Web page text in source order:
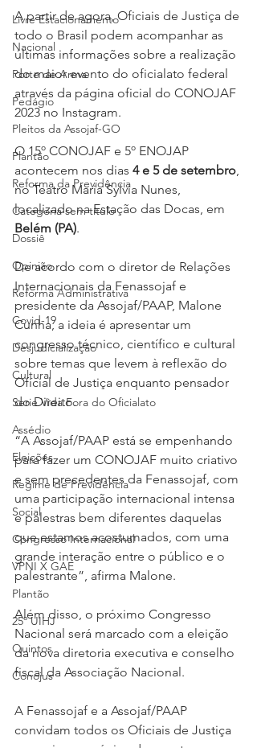
Livre Estacionamento
Nacional
Porte de Arma
Pedágio
Pleitos da Assojaf-GO
Plantão
Reforma da Previdência
Categoria sem título
Dossiê
Opinião
Reforma Administrativa
Covid-19
Desjudicialização
Cultural
Serie Vida Fora do Oficialato
Assédio
Eleições
Regime de Previdência
Social
Congresso Internacional
VPNI X GAE
Plantão
25º UIHJ
Quintos
Conojus
A partir de agora, Oficiais de Justiça de
todo o Brasil podem acompanhar as
últimas informações sobre a realização
do maior evento do oficialato federal
através da página oficial do CONOJAF
2023 no Instagram.
O 15º CONOJAF e 5º ENOJAP
acontecem nos dias 4 e 5 de setembro,
no Teatro Maria Sylvia Nunes,
localizado na Estação das Docas, em
Belém (PA).
De acordo com o diretor de Relações
Internacionais da Fenassojaf e
presidente da Assojaf/PAAP, Malone
Cunha, a ideia é apresentar um
congresso técnico, científico e cultural
sobre temas que levem à reflexão do
Oficial de Justiça enquanto pensador
do Direito.
“A Assojaf/PAAP está se empenhando
para fazer um CONOJAF muito criativo
e sem precedentes da Fenassojaf, com
uma participação internacional intensa
e palestras bem diferentes daquelas
que estamos acostumados, com uma
grande interação entre o público e o
palestrante”, afirma Malone.
Além disso, o próximo Congresso
Nacional será marcado com a eleição
da nova diretoria executiva e conselho
fiscal da Associação Nacional.
A Fenassojaf e a Assojaf/PAAP
convidam todos os Oficiais de Justiça